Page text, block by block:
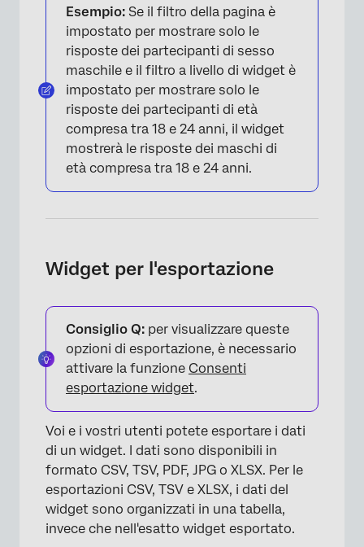
Esempio: Se il filtro della pagina è
impostato per mostrare solo le
risposte dei partecipanti di sesso
maschile e il filtro a livello di widget è
impostato per mostrare solo le
risposte dei partecipanti di età
compresa tra 18 e 24 anni, il widget
mostrerà le risposte dei maschi di
età compresa tra 18 e 24 anni.
Widget per l'esportazione
Consiglio Q: per visualizzare queste
opzioni di esportazione, è necessario
attivare la funzione Consenti
esportazione widget.
Voi e i vostri utenti potete esportare i dati
di un widget. I dati sono disponibili in
formato CSV, TSV, PDF, JPG o XLSX. Per le
esportazioni CSV, TSV e XLSX, i dati del
widget sono organizzati in una tabella,
invece che nell'esatto widget esportato.